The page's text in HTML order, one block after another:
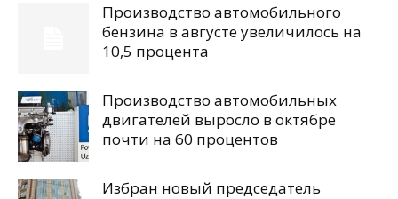
Производство автомобильного
бензина в августе увеличилось на
10,5 процента
Производство автомобильных
двигателей выросло в октябре
почти на 60 процентов
Избран новый председатель